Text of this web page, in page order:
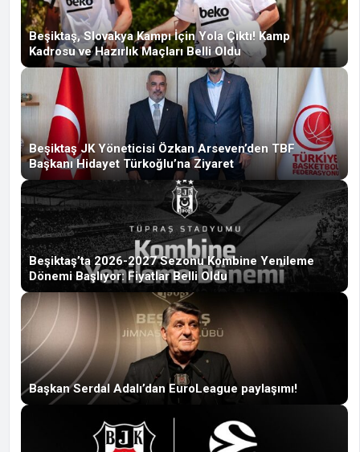
Beşiktaş, Slovakya Kampı İçin Yola Çıktı! Kamp
Kadrosu ve Hazırlık Maçları Belli Oldu
Beşiktaş JK Yöneticisi Özkan Arseven’den TBF
Başkanı Hidayet Türkoğlu’na Ziyaret
Beşiktaş’ta 2026-2027 Sezonu Kombine Yenileme
Dönemi Başlıyor: Fiyatlar Belli Oldu
Başkan Serdal Adalı’dan EuroLeague paylaşımı!